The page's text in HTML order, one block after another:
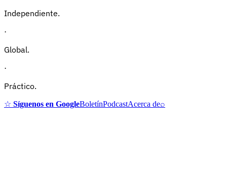
Independiente.
·
Global.
·
Práctico.
☆ Síguenos en GoogleBoletínPodcastAcerca de⌕